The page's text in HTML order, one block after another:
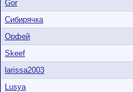
Gor
Сибирячка
Орфей
Skeef
larissa2003
Lusya